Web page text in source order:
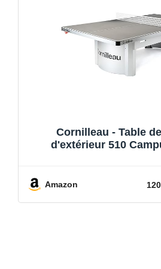
Cornilleau - Table
d'extérieur 510
ou Gris 7mm) -
Amazon